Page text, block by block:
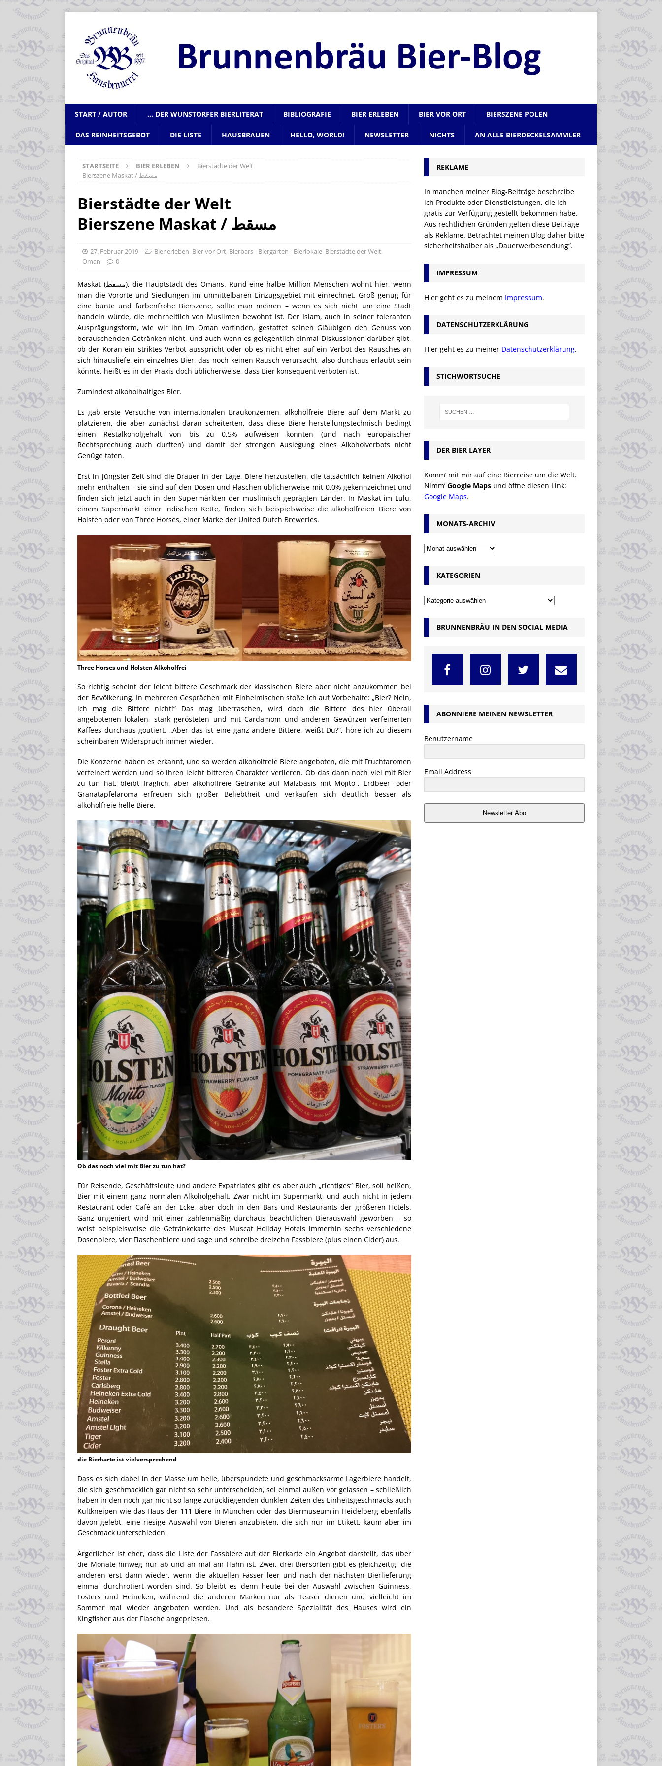
START / AUTOR … DER WUNSTORFER BIERLITERAT BIBLIOGRAFIE BIER ERLEBEN BIER VOR ORT BIERSZENE POLEN
DAS REINHEITSGEBOT DIE LISTE HAUSBRAUEN HELLO, WORLD! NEWSLETTER NICHTS AN ALLE BIERDECKELSAMMLER
STARTSEITE BIER ERLEBEN
Bierstädte der Welt
Bierszene Maskat / مسقط
Bierstädte der Welt
Bierszene Maskat / مسقط
27. Februar 2019 Bier erleben, Bier vor Ort, Bierbars - Biergärten - Bierlokale, Bierstädte der Welt,
Oman
0
Maskat (مسقط), die Hauptstadt des Omans. Rund eine halbe Million Menschen wohnt hier, wenn
man die Vororte und Siedlungen im unmittelbaren Einzugsgebiet mit einrechnet. Groß genug für
eine bunte und farbenfrohe Bierszene, sollte man meinen – wenn es sich nicht um eine Stadt
handeln würde, die mehrheitlich von Muslimen bewohnt ist. Der Islam, auch in seiner toleranten
Ausprägungsform, wie wir ihn im Oman vorfinden, gestattet seinen Gläubigen den Genuss von
berauschenden Getränken nicht, und auch wenn es gelegentlich einmal Diskussionen darüber gibt,
ob der Koran ein striktes Verbot ausspricht oder ob es nicht eher auf ein Verbot des Rausches an
sich hinausliefe, ein einzelnes Bier, das noch keinen Rausch verursacht, also durchaus erlaubt sein
könnte, heißt es in der Praxis doch üblicherweise, dass Bier konsequent verboten ist.
Zumindest alkoholhaltiges Bier.
Es gab erste Versuche von internationalen Braukonzernen, alkoholfreie Biere auf dem Markt zu
platzieren, die aber zunächst daran scheiterten, dass diese Biere herstellungstechnisch bedingt
einen Restalkoholgehalt von bis zu 0,5% aufweisen konnten (und nach europäischer
Rechtsprechung auch durften) und damit der strengen Auslegung eines Alkoholverbots nicht
Genüge taten.
Erst in jüngster Zeit sind die Brauer in der Lage, Biere herzustellen, die tatsächlich keinen Alkohol
mehr enthalten – sie sind auf den Dosen und Flaschen üblicherweise mit 0,0% gekennzeichnet und
finden sich jetzt auch in den Supermärkten der muslimisch geprägten Länder. In Maskat im Lulu,
einem Supermarkt einer indischen Kette, finden sich beispielsweise die alkoholfreien Biere von
Holsten oder von Three Horses, einer Marke der United Dutch Breweries.
Three Horses und Holsten Alkoholfrei
So richtig scheint der leicht bittere Geschmack der klassischen Biere aber nicht anzukommen bei
der Bevölkerung. In mehreren Gesprächen mit Einheimischen stoße ich auf Vorbehalte: „Bier? Nein,
ich mag die Bittere nicht!“ Das mag überraschen, wird doch die Bittere des hier überall
angebotenen lokalen, stark gerösteten und mit Cardamom und anderen Gewürzen verfeinerten
Kaffees durchaus goutiert. „Aber das ist eine ganz andere Bittere, weißt Du?“, höre ich zu diesem
scheinbaren Widerspruch immer wieder.
Die Konzerne haben es erkannt, und so werden alkoholfreie Biere angeboten, die mit Fruchtaromen
verfeinert werden und so ihren leicht bitteren Charakter verlieren. Ob das dann noch viel mit Bier
zu tun hat, bleibt fraglich, aber alkoholfreie Getränke auf Malzbasis mit Mojito-, Erdbeer- oder
Granatapfelaroma erfreuen sich großer Beliebtheit und verkaufen sich deutlich besser als
alkoholfreie helle Biere.
Ob das noch viel mit Bier zu tun hat?
Für Reisende, Geschäftsleute und andere Expatriates gibt es aber auch „richtiges“ Bier, soll heißen,
Bier mit einem ganz normalen Alkoholgehalt. Zwar nicht im Supermarkt, und auch nicht in jedem
Restaurant oder Café an der Ecke, aber doch in den Bars und Restaurants der größeren Hotels.
Ganz ungeniert wird mit einer zahlenmäßig durchaus beachtlichen Bierauswahl geworben – so
weist beispielsweise die Getränkekarte des Muscat Holiday Hotels immerhin sechs verschiedene
Dosenbiere, vier Flaschenbiere und sage und schreibe dreizehn Fassbiere (plus einen Cider) aus.
die Bierkarte ist vielversprechend
Dass es sich dabei in der Masse um helle, überspundete und geschmacksarme Lagerbiere handelt,
die sich geschmacklich gar nicht so sehr unterscheiden, sei einmal außen vor gelassen – schließlich
haben in den noch gar nicht so lange zurückliegenden dunklen Zeiten des Einheitsgeschmacks auch
Kultkneipen wie das Haus der 111 Biere in München oder das Biermuseum in Heidelberg ebenfalls
davon gelebt, eine riesige Auswahl von Bieren anzubieten, die sich nur im Etikett, kaum aber im
Geschmack unterschieden.
Ärgerlicher ist eher, dass die Liste der Fassbiere auf der Bierkarte ein Angebot darstellt, das über
die Monate hinweg nur ab und an mal am Hahn ist. Zwei, drei Biersorten gibt es gleichzeitig, die
anderen erst dann wieder, wenn die aktuellen Fässer leer und nach der nächsten Bierlieferung
einmal durchrotiert worden sind. So bleibt es denn heute bei der Auswahl zwischen Guinness,
Fosters und Heineken, während die anderen Marken nur als Teaser dienen und vielleicht im
Sommer mal wieder angeboten werden. Und als besondere Spezialität des Hauses wird ein
Kingfisher aus der Flasche angepriesen.
REKLAME
In manchen meiner Blog-Beiträge beschreibe
ich Produkte oder Dienstleistungen, die ich
gratis zur Verfügung gestellt bekommen habe.
Aus rechtlichen Gründen gelten diese Beiträge
als Reklame. Betrachtet meinen Blog daher bitte
sicherheitshalber als „Dauerwerbesendung“.
IMPRESSUM
Hier geht es zu meinem Impressum.
DATENSCHUTZERKLÄRUNG
Hier geht es zu meiner Datenschutzerklärung.
STICHWORTSUCHE
DER BIER LAYER
Komm’ mit mir auf eine Bierreise um die Welt.
Nimm’ Google Maps und öffne diesen Link:
Google Maps.
MONATS-ARCHIV
KATEGORIEN
BRUNNENBRÄU IN DEN SOCIAL MEDIA
ABONNIERE MEINEN NEWSLETTER
Benutzername
Email Address
Newsletter Abo